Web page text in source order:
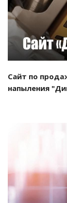
Сайт по
напыления